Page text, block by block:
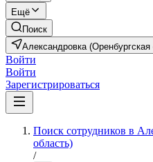
Ещё
Поиск
Александровка (Оренбургская
Войти
Войти
Зарегистрироваться
Поиск сотрудников в
область)
/